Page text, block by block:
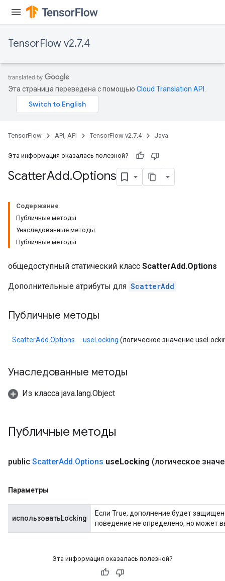
TensorFlow v2.7.4
Эта страница переведена с помощью Cloud Translation API
TensorFlow API, API TensorFlow v2.7.4 Java
Эта информация оказалась полезной?
ScatterAdd.Options
Содержание
Публичные методы
Унаследованные методы
Публичные методы
общедоступный статический класс ScatterAdd.Options
Дополнительные атрибуты для ScatterAdd
Публичные методы
ScatterAdd.Options useLocking (логическое значение
Унаследованные методы
Из класса java.lang.Object
Публичные методы
public ScatterAdd.Options useLocking (логическое
Параметры
использоватьLocking
Если True, дополнение будет
поведение не определено, но может
Эта информация оказалась полезной?